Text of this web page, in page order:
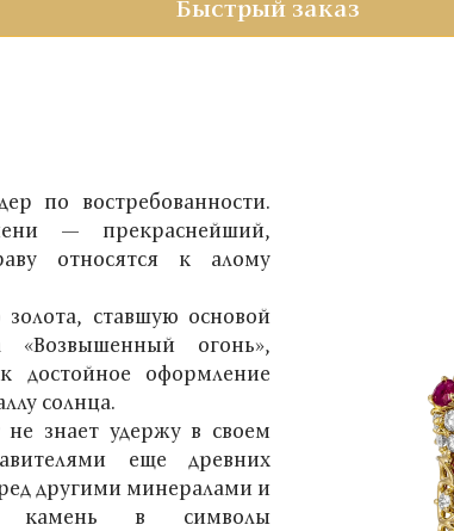
Быстрый заказ
по востребованности.
— прекраснейший,
относятся к алому
ставшую основой
«Возвышенный огонь»,
достойное оформление
солнца.
знает удержу в своем
еще древних
другими минералами и
камень в символы